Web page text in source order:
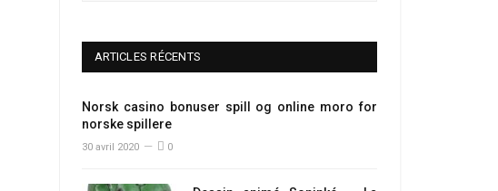
ARTICLES RÉCENTS
Norsk casino bonuser spill og online moro for
norske spillere
30 avril 2020 0